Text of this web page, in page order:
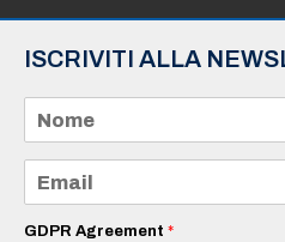
ISCRIVITI ALLA
m
e
a
iGDPR Agreement *